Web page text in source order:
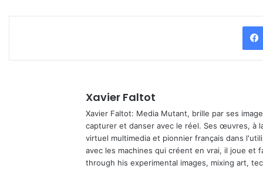
Xavier Faltot
Xavier Faltot: Media Mutant, brille par ses
capturer et danser avec le réel. Ses œuvres, à
virtuel multimedia et pionnier français dans
avec les machines qui créent en vrai, il joue et
through his experimental images, mixing art,